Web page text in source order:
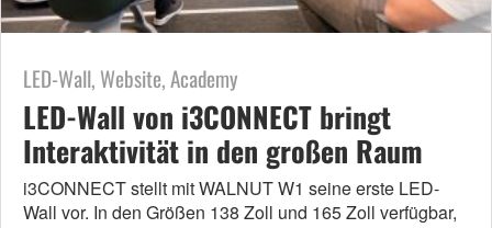
LED-Wall, Website, Academy
LED-Wall von i3CONNECT bringt
Interaktivität in den großen Raum
i3CONNECT stellt mit WALNUT W1 seine erste LED-
Wall vor. In den Größen 138 Zoll und 165 Zoll verfügbar,